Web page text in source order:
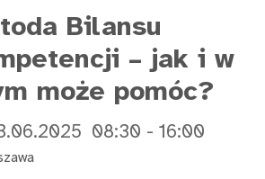
Bilansu
– jak i w
może pomóc?
08:30 - 16:00